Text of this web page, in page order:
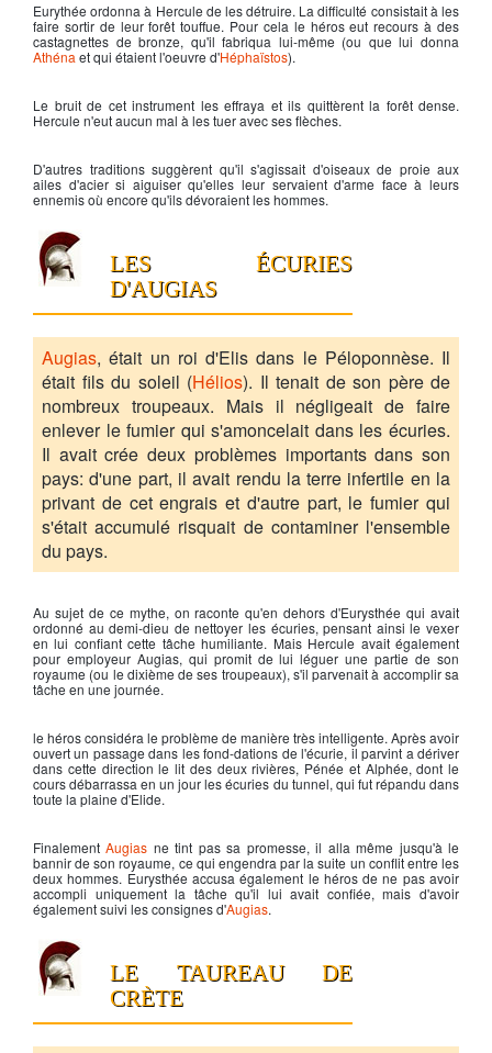
Eurythée ordonna à Hercule de les détruire. La difficulté consistait à les
faire sortir de leur forêt touffue. Pour cela le héros eut recours à des
castagnettes de bronze, qu'il fabriqua lui-même (ou que lui donna
Athéna et qui étaient l'oeuvre d'Héphaïstos).
Le bruit de cet instrument les effraya et ils quittèrent la forêt dense.
Hercule n'eut aucun mal à les tuer avec ses flèches.
D'autres traditions suggèrent qu'il s'agissait d'oiseaux de proie aux
ailes d'acier si aiguiser qu'elles leur servaient d'arme face à leurs
ennemis où encore qu'ils dévoraient les hommes.
LES ÉCURIES
D'AUGIAS
Augias, était un roi d'Elis dans le Péloponnèse. Il
était fils du soleil (Hélios). Il tenait de son père de
nombreux troupeaux. Mais il négligeait de faire
enlever le fumier qui s'amoncelait dans les écuries.
Il avait crée deux problèmes importants dans son
pays: d'une part, il avait rendu la terre infertile en la
privant de cet engrais et d'autre part, le fumier qui
s'était accumulé risquait de contaminer l'ensemble
du pays.
Au sujet de ce mythe, on raconte qu'en dehors d'Eurysthée qui avait
ordonné au demi-dieu de nettoyer les écuries, pensant ainsi le vexer
en lui confiant cette tâche humiliante. Mais Hercule avait également
pour employeur Augias, qui promit de lui léguer une partie de son
royaume (ou le dixième de ses troupeaux), s'il parvenait à accomplir sa
tâche en une journée.
le héros considéra le problème de manière très intelligente. Après avoir
ouvert un passage dans les fond-dations de l'écurie, il parvint a dériver
dans cette direction le lit des deux rivières, Pénée et Alphée, dont le
cours débarrassa en un jour les écuries du tunnel, qui fut répandu dans
toute la plaine d'Elide.
FinalementAugias ne tint pas sa promesse, il alla même jusqu'à le
bannir de son royaume, ce qui engendra par la suite un conflit entre les
deux hommes. Eurysthée accusa également le héros de ne pas avoir
accompli uniquement la tâche qu'il lui avait confiée, mais d'avoir
également suivi les consignes d'Augias.
LE TAUREAU DE
CRÈTE